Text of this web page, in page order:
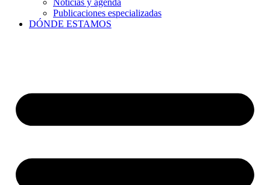
Noticias y agenda
Publicaciones especializadas
DÓNDE ESTAMOS